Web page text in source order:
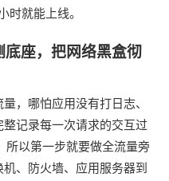
时就能上线。
底座，把网络黑盒彻
，哪怕应用没有打日志、
记录每一次请求的交互过
以第一步就要做全流量旁
、防火墙、应用服务器到